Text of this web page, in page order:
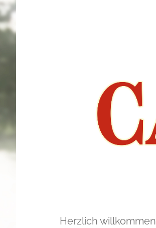
Zum
Inhalt
springen
Herzlich willkommen